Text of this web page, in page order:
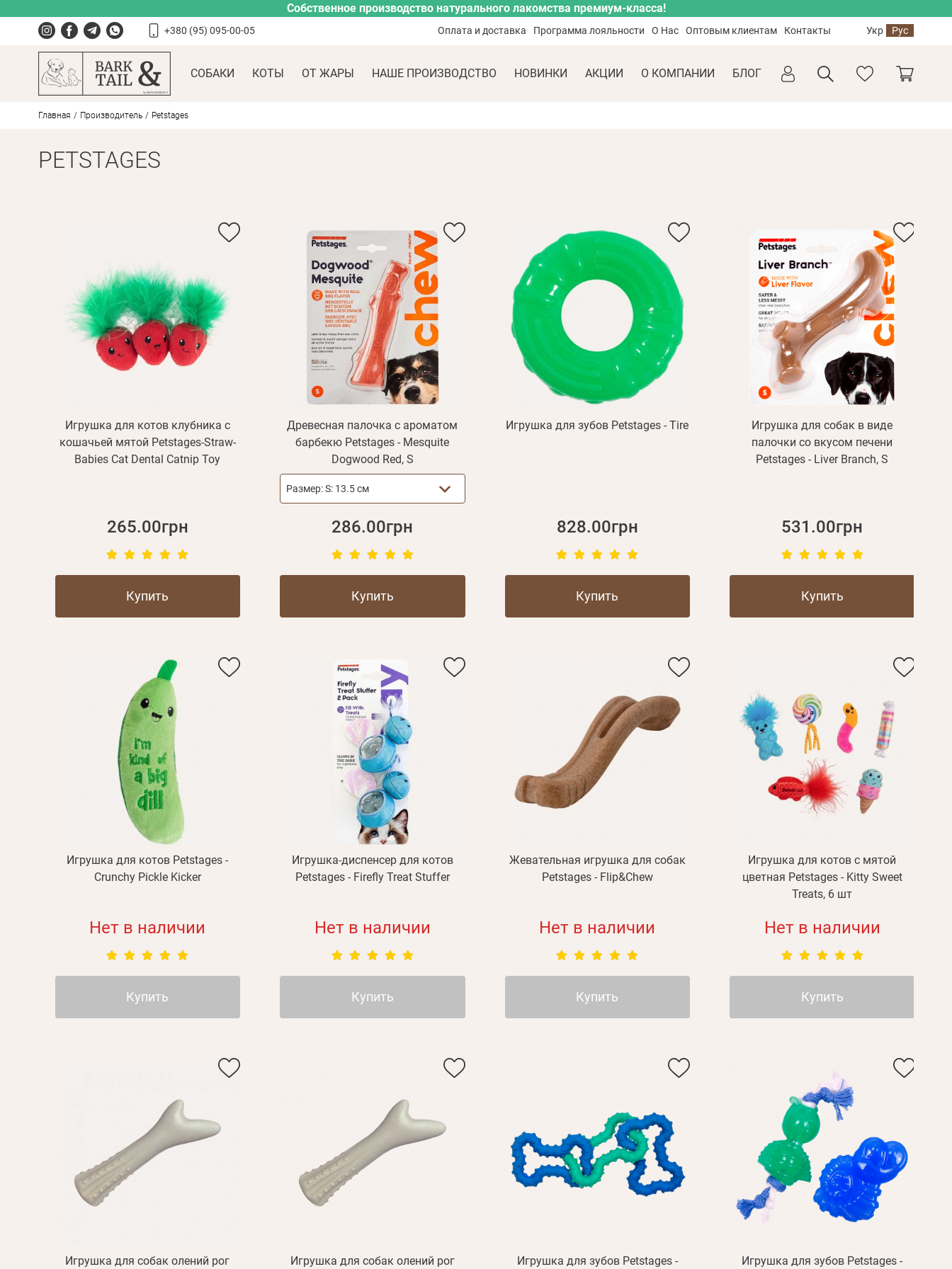
Собственное производство натурального лакомства премиум-класса!
+380 (95) 095-00-05 Оплата и доставка Программа лояльности О Нас Оптовым клиентам Контакты Укр Рус
СОБАКИ КОТЫ ОТ ЖАРЫ НАШЕ ПРОИЗВОДСТВО НОВИНКИ АКЦИИ О КОМПАНИИ БЛОГ
Главная Производитель Petstages
PETSTAGES
Игрушка для котов клубника с
кошачьей мятой Petstages-Straw-
Babies Cat Dental Catnip Toy
265.00грн
Купить
Древесная палочка с ароматом
барбекю Petstages - Mesquite
Dogwood Red, S
Размер:S: 13.5 см
286.00грн
Купить
Игрушка для зубов Petstages - Tire
828.00грн
Купить
Игрушка для собак в виде
палочки со вкусом печени
Petstages - Liver Branch, S
531.00грн
Купить
Игрушка для котов Petstages -
Crunchy Pickle Kicker
Нет в наличии
Купить
Игрушка-диспенсер для котов
Petstages - Firefly Treat Stuffer
Нет в наличии
Купить
Жевательная игрушка для собак
Petstages - Flip&Chew
Нет в наличии
Купить
Игрушка для котов с мятой
цветная Petstages - Kitty Sweet
Treats, 6 шт
Нет в наличии
Купить
Игрушка для собак олений рог
Игрушка для собак олений рог
Игрушка для зубов Petstages -
Игрушка для зубов Petstages -